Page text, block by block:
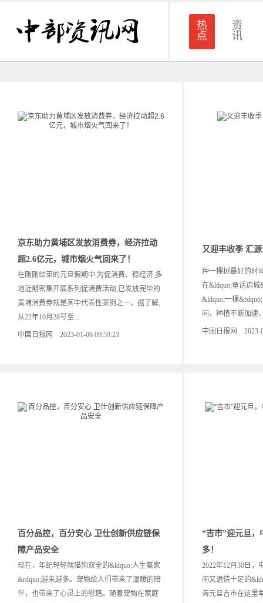
热
点
资
讯
京东助力黄埔区发放消费券，经济拉动
超2.6亿元，城市烟火气回来了！
在刚刚结束的元旦假期中,为促消费、稳经济,多
地近期密集开展系列促消费活动,已发放完毕的
黄埔消费券就是其中代表性案例之一。据了解,
从22年10月28号至...
中国日报网 2023-01-06 09:59:23
又迎丰收季 汇
种一棵树最好的时
在&ldquo;童话边城
&ldquo;一棵
间，种植不断加速
中国日报网 2023-
百分品控，百分安心 卫仕创新供应链保
障产品安全
现在，年纪轻轻就猫狗双全的&ldquo;人生赢家
&rdquo;越来越多。宠物给人们带来了温暖的陪
伴，也带来了心灵上的慰藉。随着宠物在家庭
“吉市”迎元旦，
多！
2022年12月30日，
闹又温情十足的
海元旦吉市在这里